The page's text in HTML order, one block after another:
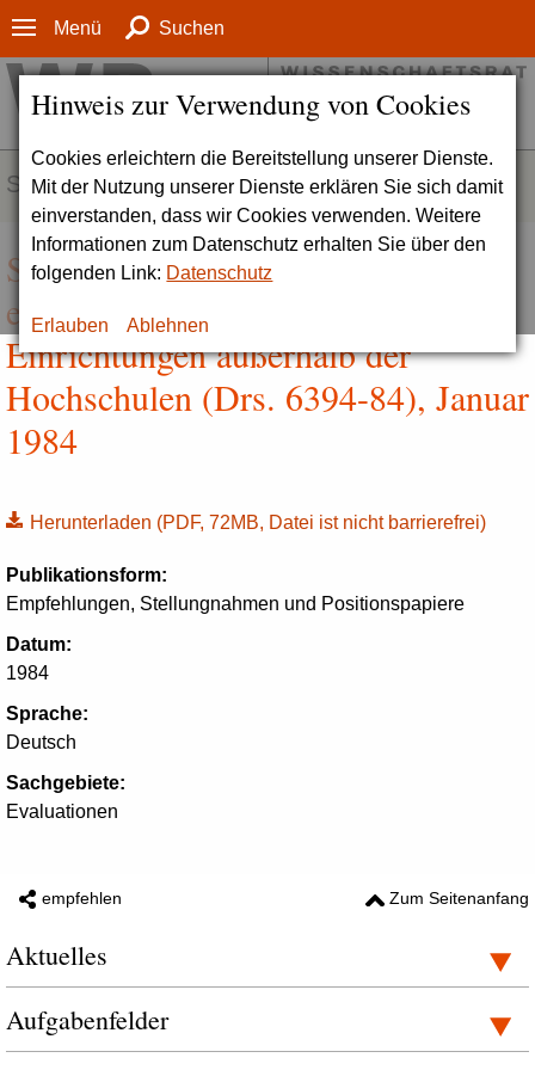
Hinweis zur Verwendung von Cookies
Cookies erleichtern die Bereitstellung unserer Dienste.
Mit der Nutzung unserer Dienste erklären Sie sich damit
einverstanden, dass wir Cookies verwenden. Weitere
Informationen zum Datenschutz erhalten Sie über den
folgenden Link: Datenschutz
Erlauben Ablehnen
Menü Suchen
SERVICE
Stellungnahme zu
erziehungswissenschaftlichen
Einrichtungen außerhalb der
Hochschulen (Drs. 6394-84), Januar
1984
Herunterladen (PDF, 72MB, Datei ist nicht barrierefrei)
Publikationsform:
Empfehlungen, Stellungnahmen und Positionspapiere
Datum:
1984
Sprache:
Deutsch
Sachgebiete:
Evaluationen
empfehlen Zum Seitenanfang
Aktuelles
Aufgabenfelder